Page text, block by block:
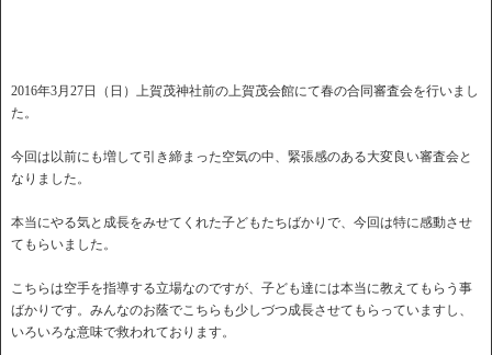
2016年3月27日（日）上賀茂神社前の上賀茂会館にて春の合同審査会を行いまし
た。
今回は以前にも増して引き締まった空気の中、緊張感のある大変良い審査会と
なりました。
本当にやる気と成長をみせてくれた子どもたちばかりで、今回は特に感動させ
てもらいました。
こちらは空手を指導する立場なのですが、子ども達には本当に教えてもらう事
ばかりです。みんなのお蔭でこちらも少しづつ成長させてもらっていますし、
いろいろな意味で救われております。